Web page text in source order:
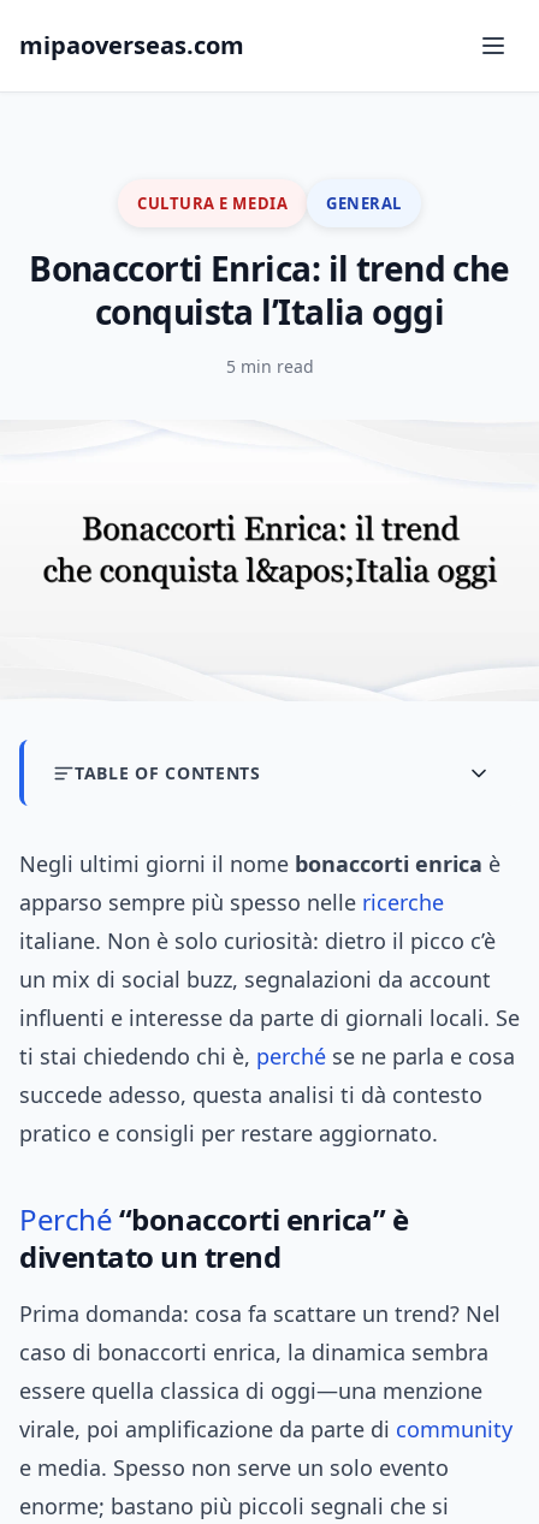
mipaoverseas.com
CULTURA E MEDIA GENERAL
Bonaccorti Enrica: il trend che
conquista l’Italia oggi
5 min read
TABLE OF CONTENTS
Negli ultimi giorni il nome bonaccorti enrica è
apparso sempre più spesso nelle ricerche
italiane. Non è solo curiosità: dietro il picco c’è
un mix di social buzz, segnalazioni da account
influenti e interesse da parte di giornali locali. Se
ti stai chiedendo chi è, perché se ne parla e cosa
succede adesso, questa analisi ti dà contesto
pratico e consigli per restare aggiornato.
Perché“bonaccorti enrica” è
diventato un trend
Prima domanda: cosa fa scattare un trend? Nel
caso di bonaccorti enrica, la dinamica sembra
essere quella classica di oggi—una menzione
virale, poi amplificazione da parte di community
e media. Spesso non serve un solo evento
enorme; bastano più piccoli segnali che si